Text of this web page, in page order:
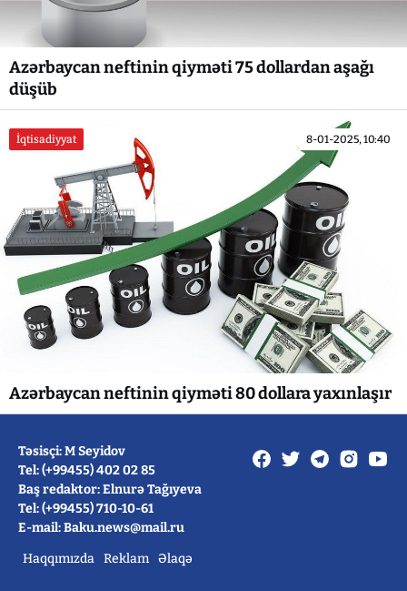
Azərbaycan neftinin qiyməti 75 dollardan aşağı
düşüb
İqtisadiyyat 8-01-2025, 10:40
Azərbaycan neftinin qiyməti 80 dollara yaxınlaşır
Təsisçi: M Seyidov
Tel: (+99455) 402 02 85
Baş redaktor: Elnurə Tağıyeva
Tel: (+99455) 710-10-61
E-mail: Baku.news@mail.ru
Haqqımızda Reklam Əlaqə